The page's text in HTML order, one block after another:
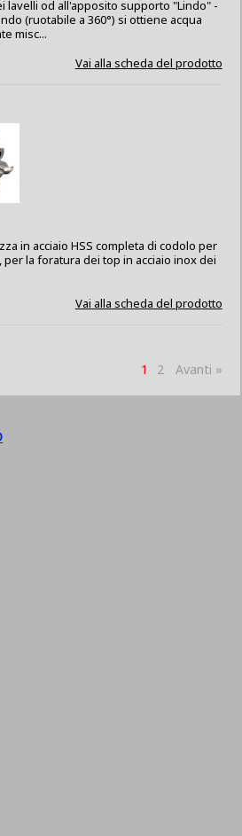
lavelli od all'apposito supporto "Lindo" -
(ruotabile a 360°) si ottiene acqua
misc...
Vai alla scheda del prodotto
in acciaio HSS completa di codolo per
la foratura dei top in acciaio inox dei
Vai alla scheda del prodotto
1 2 Avanti »